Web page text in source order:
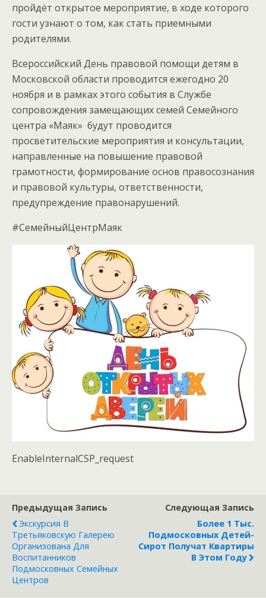
пройдёт открытое мероприятие, в ходе которого
гости узнают о том, как стать приемными
родителями.
Всероссийский День правовой помощи детям в
Московской области проводится ежегодно 20
ноября и в рамках этого события в Службе
сопровождения замещающих семей Семейного
центра «Маяк» будут проводится
просветительские мероприятия и консультации,
направленные на повышение правовой
грамотности, формирование основ правосознания
и правовой культуры, ответственности,
предупреждение правонарушений.
#СемейныйЦентрМаяк
EnableInternalCSP_request
Предыдущая Запись
Экскурсия В
Третьяковскую Галерею
Организована Для
Воспитанников
Подмосковных Семейных
Центров
Следующая Запись
Более 1 Тыс.
Подмосковных Детей-
Сирот Получат Квартиры
В Этом Году